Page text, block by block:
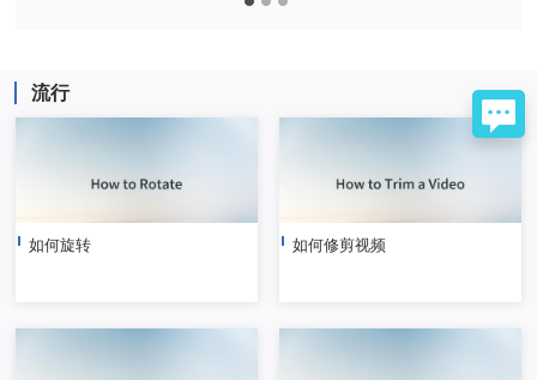
流行
如何旋转 如何修剪视频